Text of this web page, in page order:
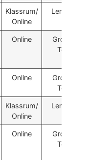
Klassrum/
Online
Lemontree
Online
Grove SW
Testing
Online
Grove SW
Testing
Klassrum/
Online
Lemontree
Online
Grove SW
Testing